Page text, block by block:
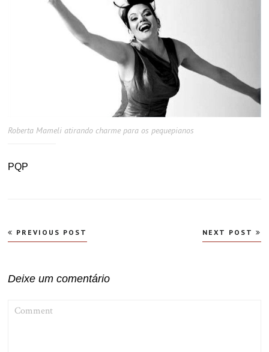
Roberta Mameli atirando charme para os pequepianos
PQP
Navegação
de
PREVIOUS POST NEXT POST
Deixe um comentário